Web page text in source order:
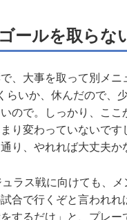
ールを取らな
、大事を取って別メニ
らいか、休んだので、
ので。しっかり、ここ
まり変わっていないで
り、やれれば大丈夫か
ラス戦に向けても、メ
合で行くぞと言われ
するだけ」と、プレ